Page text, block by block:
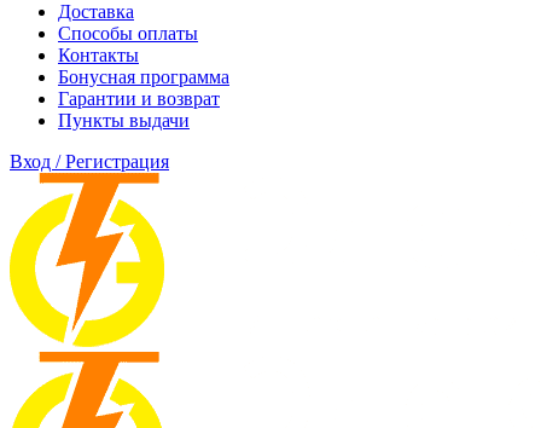
Доставка
Способы оплаты
Контакты
Бонусная программа
Гарантии и возврат
Пункты выдачи
Вход / Регистрация